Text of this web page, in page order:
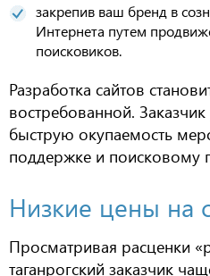
закрепив ваш бренд в
Интернета путем
поисковиков.
Разработка сайтов
востребованной.
быструю окупаемость
поддержке и поисковому
Низкие цены на
Просматривая расценки
таганрогский заказчик